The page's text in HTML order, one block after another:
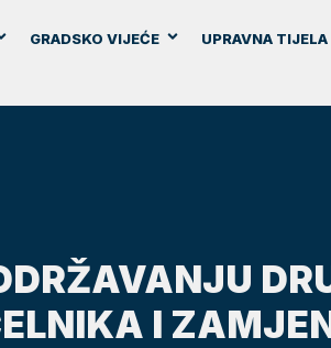
GRADSKO VIJEĆE UPRAVNA TIJELA
I